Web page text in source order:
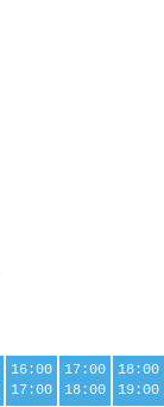
16:00
17:00
17:00
18:00
18:00
19:00